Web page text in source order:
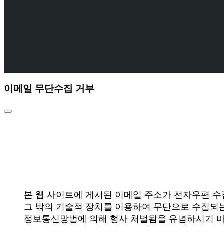
이메일 무단수집 거부
본 웹 사이트에 게시된 이메일 주소가 전자우편
그 밖의 기술적 장치를 이용하여 무단으로 수집되
정보통신망법에 의해 형사 처벌됨을 유념하시기